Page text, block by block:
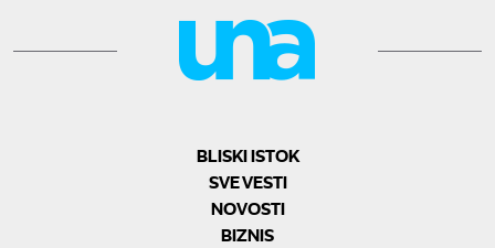
BLISKI ISTOK
SVE VESTI
NOVOSTI
BIZNIS